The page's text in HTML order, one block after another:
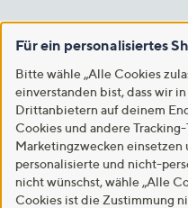
Für ein personalisiertes
Bitte wähle „Alle Cookies
einverstanden bist, dass wir
Drittanbietern auf deinem
Cookies und andere
Marketingzwecken einsetzen
personalisierte und nicht-
nicht wünschst, wähle „Alle
Cookies ist die Zustimmung